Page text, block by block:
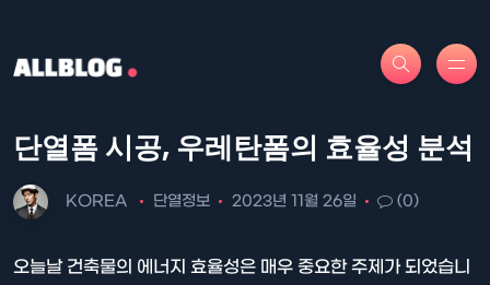
단열폼 시공, 우레탄폼의 효율성 분석
KOREA 단열정보 2023년 11월 26일 (0)
오늘날 건축물의 에너지 효율성은 매우 중요한 주제가 되었습니